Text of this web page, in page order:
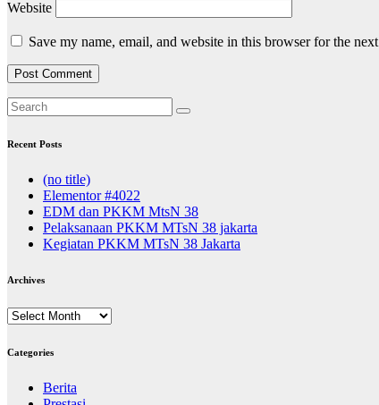
Website
Save my name, email, and website in this browser for the
Recent Posts
(no title)
Elementor #4022
EDM dan PKKM MtsN 38
Pelaksanaan PKKM MTsN 38 jakarta
Kegiatan PKKM MTsN 38 Jakarta
Archives
Archives
Categories
Berita